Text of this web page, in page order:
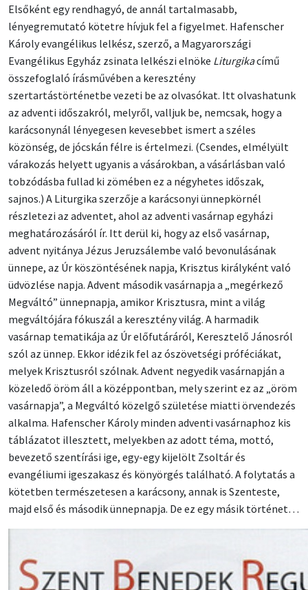
Elsőként egy rendhagyó, de annál tartalmasabb,
lényegremutató kötetre hívjuk fel a figyelmet. Hafenscher
Károly evangélikus lelkész, szerző, a Magyarországi
Evangélikus Egyház zsinata lelkészi elnöke Liturgikacímű
összefoglaló írásművében a keresztény
szertartástörténetbe vezeti be az olvasókat. Itt olvashatunk
az adventi időszakról, melyről, valljuk be, nemcsak, hogy a
karácsonynál lényegesen kevesebbet ismert a széles
közönség, de jócskán félre is értelmezi. (Csendes, elmélyült
várakozás helyett ugyanis a vásárokban, a vásárlásban való
tobzódásba fullad ki zömében ez a négyhetes időszak,
sajnos.) A Liturgika szerzője a karácsonyi ünnepkörnél
részletezi az adventet, ahol az adventi vasárnap egyházi
meghatározásáról ír. Itt derül ki, hogy az első vasárnap,
advent nyitánya Jézus Jeruzsálembe való bevonulásának
ünnepe, az Úr köszöntésének napja, Krisztus királyként való
üdvözlése napja. Advent második vasárnapja a „megérkező
Megváltó” ünnepnapja, amikor Krisztusra, mint a világ
megváltójára fókuszál a keresztény világ. A harmadik
vasárnap tematikája az Úr előfutáráról, Keresztelő Jánosról
szól az ünnep. Ekkor idézik fel az ószövetségi próféciákat,
melyek Krisztusról szólnak. Advent negyedik vasárnapján a
közeledő öröm áll a középpontban, mely szerint ez az „öröm
vasárnapja”, a Megváltó közelgő születése miatti örvendezés
alkalma. Hafenscher Károly minden adventi vasárnaphoz kis
táblázatot illesztett, melyekben az adott téma, mottó,
bevezető szentírási ige, egy-egy kijelölt Zsoltár és
evangéliumi igeszakasz és könyörgés található. A folytatás a
kötetben természetesen a karácsony, annak is Szenteste,
majd első és második ünnepnapja. De ez egy másik történet…